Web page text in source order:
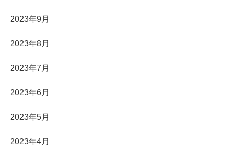
2023年9月
2023年8月
2023年7月
2023年6月
2023年5月
2023年4月